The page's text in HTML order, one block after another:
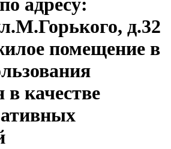
адресу:
д.32
помещение в
качестве